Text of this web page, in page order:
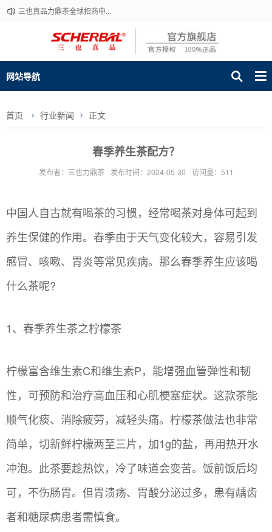
三也真品力鼎茶全球招商中...
网站导航
首页 行业新闻 正文
春季养生茶配方？
发布者：三也力鼎茶 发布时间：2024-05-30 访问量：511
中国人自古就有喝茶的习惯，经常喝茶对身体可起到
养生保健的作用。春季由于天气变化较大，容易引发
感冒、咳嗽、胃炎等常见疾病。那么春季养生应该喝
什么茶呢?
1、春季养生茶之柠檬茶
柠檬富含维生素C和维生素P，能增强血管弹性和韧
性，可预防和治疗高血压和心肌梗塞症状。这款茶能
顺气化痰、消除疲劳，减轻头痛。柠檬茶做法也非常
简单，切新鲜柠檬两至三片，加1g的盐，再用热开水
冲泡。此茶要趁热饮，冷了味道会变苦。饭前饭后均
可，不伤肠胃。但胃溃疡、胃酸分泌过多，患有龋齿
者和糖尿病患者需慎食。